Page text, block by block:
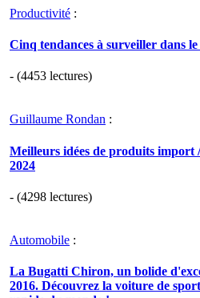
Productivité :
Cinq tendances à surveiller dans
- (4453 lectures)
Guillaume Rondan :
Meilleurs idées de produits import
2024
- (4298 lectures)
Automobile :
La Bugatti Chiron, un bolide
2016. Découvrez la voiture de